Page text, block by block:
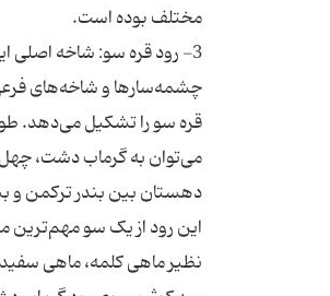
چشمه‌سارها و شاخه‌های فرعی
می‌توان به گرماب دشت، چهل
این رود از یک سو مهم‌ترین
نظیر ماهی كلمه، ماهی